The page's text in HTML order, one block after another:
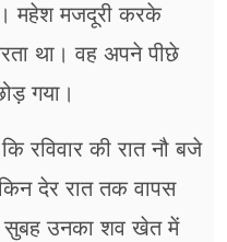
महेश मजदूरी करके
था। वह अपने पीछे
गया।
रविवार की रात नौ बजे
देर रात तक वापस
सुबह उनका शव खेत में